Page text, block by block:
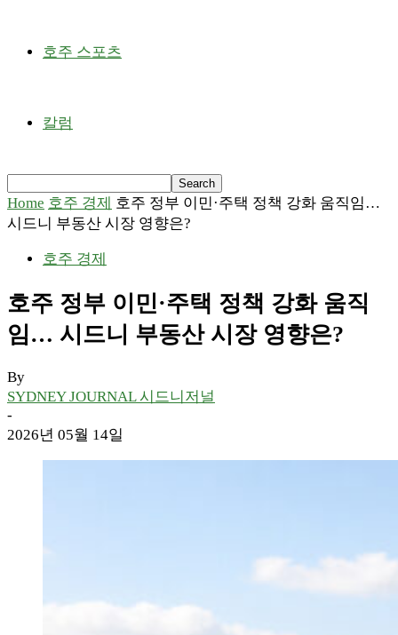
호주 스포츠
칼럼
Home 호주 경제 호주 정부 이민·주택 정책 강화 움직임…
시드니 부동산 시장 영향은?
호주 경제
호주 정부 이민·주택 정책 강화 움직
임… 시드니 부동산 시장 영향은?
By
SYDNEY JOURNAL 시드니저널
-
2026년 05월 14일